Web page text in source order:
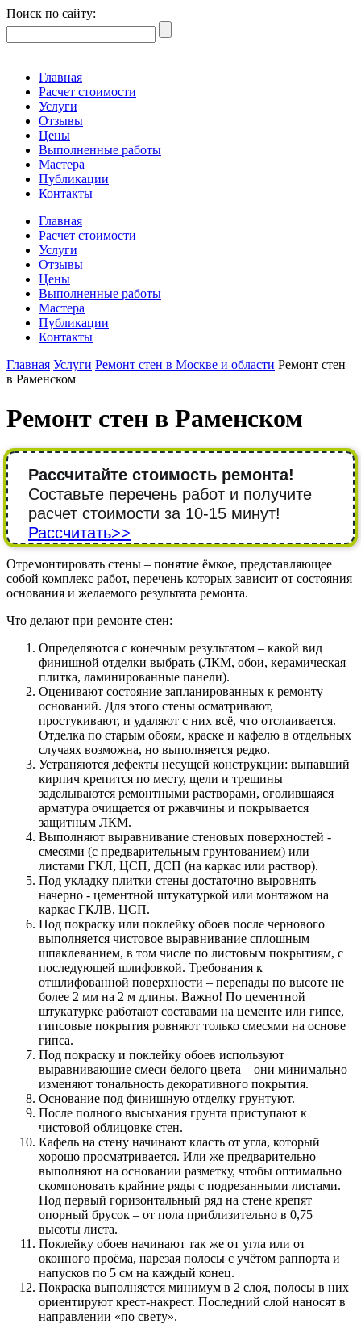
Поиск по сайту:
Главная
Расчет стоимости
Услуги
Отзывы
Цены
Выполненные работы
Мастера
Публикации
Контакты
Главная
Расчет стоимости
Услуги
Отзывы
Цены
Выполненные работы
Мастера
Публикации
Контакты
Главная Услуги Ремонт стен в Москве и области Ремонт стен
в Раменском
Ремонт стен в Раменском
Рассчитайте стоимость ремонта!
Составьте перечень работ и получите
расчет стоимости за 10-15 минут!
Рассчитать>>
Отремонтировать стены – понятие ёмкое, представляющее
собой комплекс работ, перечень которых зависит от состояния
основания и желаемого результата ремонта.
Что делают при ремонте стен:
Определяются с конечным результатом – какой вид
финишной отделки выбрать (ЛКМ, обои, керамическая
плитка, ламинированные панели).
Оценивают состояние запланированных к ремонту
оснований. Для этого стены осматривают,
простукивают, и удаляют с них всё, что отслаивается.
Отделка по старым обоям, краске и кафелю в отдельных
случаях возможна, но выполняется редко.
Устраняются дефекты несущей конструкции: выпавший
кирпич крепится по месту, щели и трещины
заделываются ремонтными растворами, оголившаяся
арматура очищается от ржавчины и покрывается
защитным ЛКМ.
Выполняют выравнивание стеновых поверхностей -
смесями (с предварительным грунтованием) или
листами ГКЛ, ЦСП, ДСП (на каркас или раствор).
Под укладку плитки стены достаточно выровнять
начерно - цементной штукатуркой или монтажом на
каркас ГКЛВ, ЦСП.
Под покраску или поклейку обоев после чернового
выполняется чистовое выравнивание сплошным
шпаклеванием, в том числе по листовым покрытиям, с
последующей шлифовкой. Требования к
отшлифованной поверхности – перепады по высоте не
более 2 мм на 2 м длины. Важно! По цементной
штукатурке работают составами на цементе или гипсе,
гипсовые покрытия ровняют только смесями на основе
гипса.
Под покраску и поклейку обоев используют
выравнивающие смеси белого цвета – они минимально
изменяют тональность декоративного покрытия.
Основание под финишную отделку грунтуют.
После полного высыхания грунта приступают к
чистовой облицовке стен.
Кафель на стену начинают класть от угла, который
хорошо просматривается. Или же предварительно
выполняют на основании разметку, чтобы оптимально
скомпоновать крайние ряды с подрезанными листами.
Под первый горизонтальный ряд на стене крепят
опорный брусок – от пола приблизительно в 0,75
высоты листа.
Поклейку обоев начинают так же от угла или от
оконного проёма, нарезая полосы с учётом раппорта и
напусков по 5 см на каждый конец.
Покраска выполняется минимум в 2 слоя, полосы в них
ориентируют крест-накрест. Последний слой наносят в
направлении «по свету».